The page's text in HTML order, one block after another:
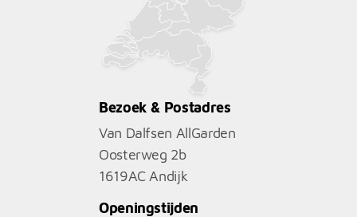
Bezoek & Postadres
Van Dalfsen AllGarden
Oosterweg 2b
1619AC Andijk
Openingstijden